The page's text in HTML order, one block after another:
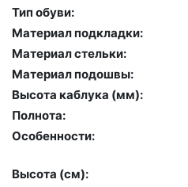
Тип обуви:
Материал подкладки:
Материал стельки:
Материал подошвы:
Высота каблука (мм):
Полнота:
Особенности:
Высота (cм):